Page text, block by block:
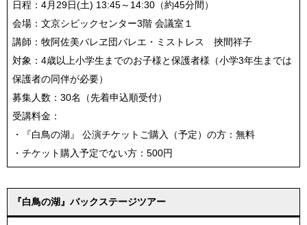
日程：4月29日(土) 13:45～14:30（約45分間）
会場：文京シビックセンター3階 会議室１
講師：牧阿佐美バレヱ団バレエ・ミストレス 挾間祥子
対象：4歳以上小学生までのお子様と保護者様（小学3年生までは
保護者の同伴が必要）
募集人数：30名（先着申込順受付）
受講料金：
・『白鳥の湖』 公演チケットご購入（予定）の方：無料
・チケット購入予定でない方：500円
『白鳥の湖』バックステージツアー